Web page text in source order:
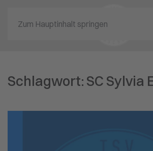
Zum Hauptinhalt springen
Schlagwort: SC Sylvia